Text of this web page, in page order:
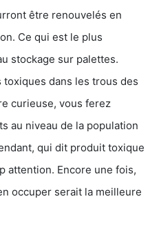
être renouvelés en
Ce qui est le plus
stockage sur palettes.
dans les trous des
curieuse, vous ferez
au niveau de la population
qui dit produit toxique
attention. Encore une fois,
occuper serait la meilleure